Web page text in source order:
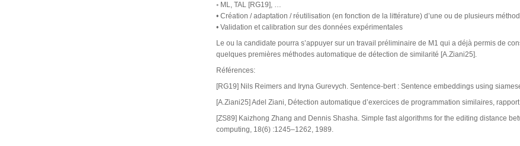
◦ ML, TAL [RG19], …
• Création / adaptation / réutilisation (en fonction de la littérature) d’une ou de plusieurs
• Validation et calibration sur des données expérimentales
Le ou la candidate pourra s’appuyer sur un travail préliminaire de M1 qui a déjà permis de
quelques premières méthodes automatique de détection de similarité [A.Ziani25].
Références:
[RG19] Nils Reimers and Iryna Gurevych. Sentence-bert : Sentence embeddings using
[A.Ziani25] Adel Ziani, Détection automatique d’exercices de programmation similaires,
[ZS89] Kaizhong Zhang and Dennis Shasha. Simple fast algorithms for the editing distance
computing, 18(6) :1245–1262, 1989.